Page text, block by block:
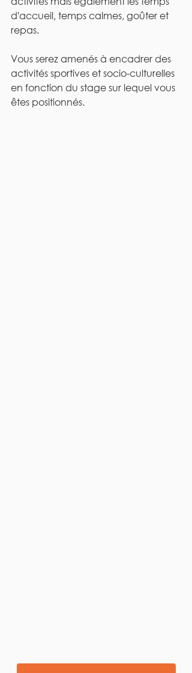
d'accueil, temps calmes, goûter et
repas.
Vous serez amenés à encadrer des
activités sportives et socio-culturelles
en fonction du stage sur lequel vous
êtes positionnés.